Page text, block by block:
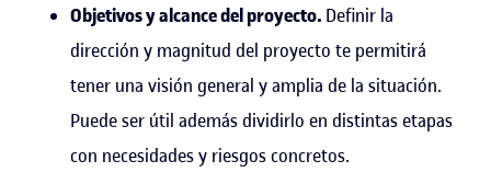
Objetivos y alcance del proyecto. Definir la
dirección y magnitud del proyecto te permitirá
tener una visión general y amplia de la situación.
Puede ser útil además dividirlo en distintas etapas
con necesidades y riesgos concretos.